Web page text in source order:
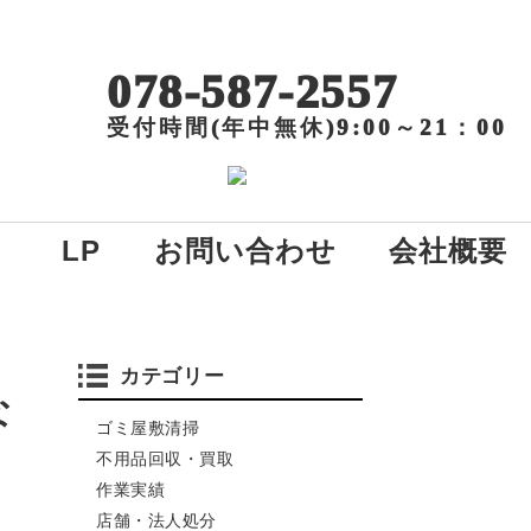
078-587-2557
受付時間(年中無休)9:00～21：00
LP お問い合わせ 会社概要
カテゴリー
ゴミ屋敷清掃
不用品回収・買取
作業実績
店舗・法人処分